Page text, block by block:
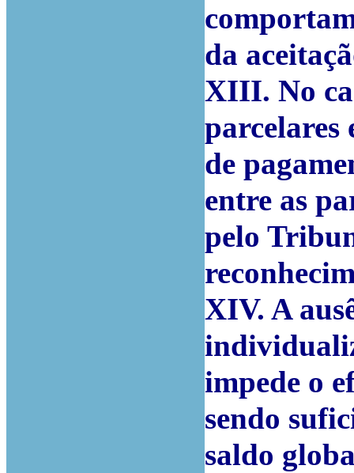
da
XIII. No
parcelares
de
entre as
pelo
XIV. A
impede o
sendo
saldo